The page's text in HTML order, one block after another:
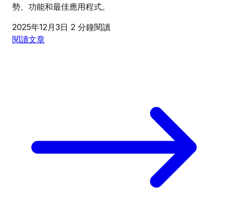
勢、功能和最佳應用程式。
2025年12月3日 2 分鐘閱讀
閱讀文章